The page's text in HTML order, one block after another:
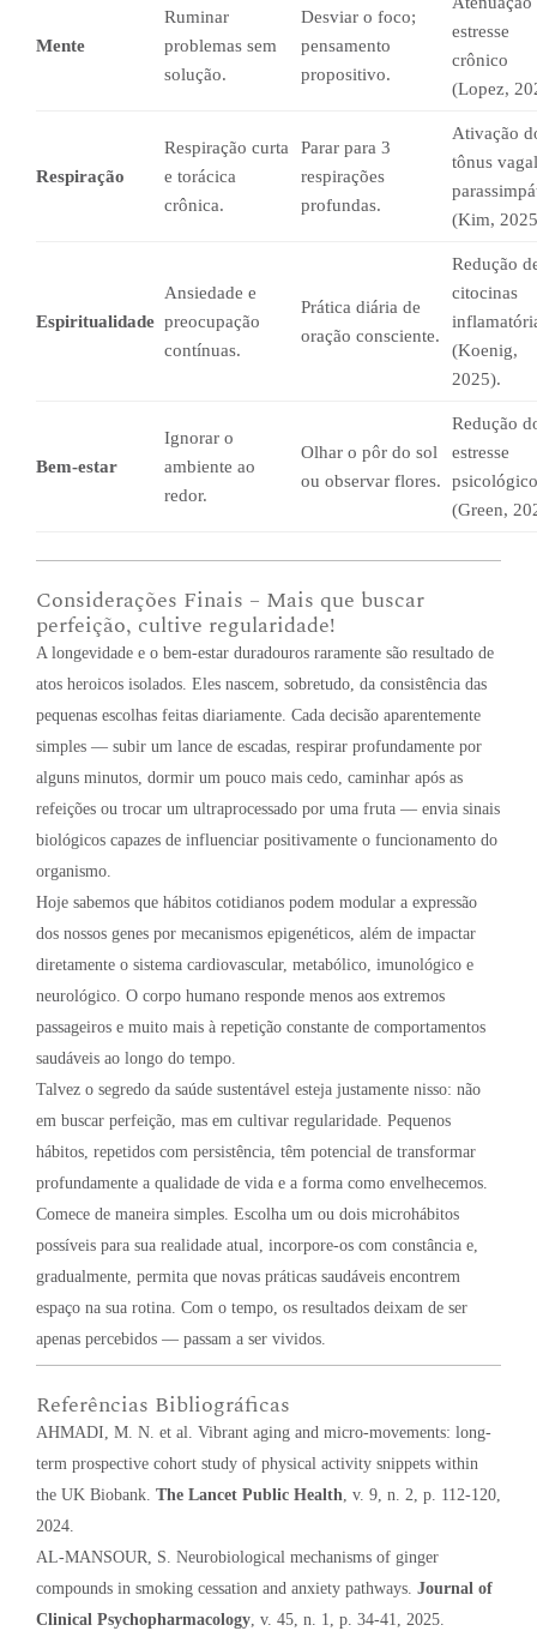
Mente
Ruminar
problemas sem
solução.
Desviar o foco;
pensamento
propositivo.
estresse
crônico
(Lopez,
Respiração
Respiração curta
e torácica
crônica.
Parar para 3
respirações
profundas.
Ativação
tônus vagal
(Kim,
Espiritualidade
Ansiedade e
preocupação
contínuas.
Prática diária de
oração consciente.
Redução
citocinas
(Koenig,
2025).
Bem-estar
Ignorar o
ambiente ao
redor.
Olhar o pôr do sol
ou observar flores.
Redução
estresse
psicológico
(Green,
Considerações Finais – Mais que buscar
perfeição, cultive regularidade!
A longevidade e o bem-estar duradouros raramente são resultado de
atos heroicos isolados. Eles nascem, sobretudo, da consistência das
pequenas escolhas feitas diariamente. Cada decisão aparentemente
simples — subir um lance de escadas, respirar profundamente por
alguns minutos, dormir um pouco mais cedo, caminhar após as
refeições ou trocar um ultraprocessado por uma fruta — envia sinais
biológicos capazes de influenciar positivamente o funcionamento do
organismo.
Hoje sabemos que hábitos cotidianos podem modular a expressão
dos nossos genes por mecanismos epigenéticos, além de impactar
diretamente o sistema cardiovascular, metabólico, imunológico e
neurológico. O corpo humano responde menos aos extremos
passageiros e muito mais à repetição constante de comportamentos
saudáveis ao longo do tempo.
Talvez o segredo da saúde sustentável esteja justamente nisso: não
em buscar perfeição, mas em cultivar regularidade. Pequenos
hábitos, repetidos com persistência, têm potencial de transformar
profundamente a qualidade de vida e a forma como envelhecemos.
Comece de maneira simples. Escolha um ou dois microhábitos
possíveis para sua realidade atual, incorpore-os com constância e,
gradualmente, permita que novas práticas saudáveis encontrem
espaço na sua rotina. Com o tempo, os resultados deixam de ser
apenas percebidos — passam a ser vividos.
Referências Bibliográficas
AHMADI, M. N. et al. Vibrant aging and micro-movements: long-
term prospective cohort study of physical activity snippets within
the UK Biobank. The Lancet Public Health, v. 9, n. 2, p. 112-120,
2024.
AL-MANSOUR, S. Neurobiological mechanisms of ginger
compounds in smoking cessation and anxiety pathways. Journal of
Clinical Psychopharmacology, v. 45, n. 1, p. 34-41, 2025.